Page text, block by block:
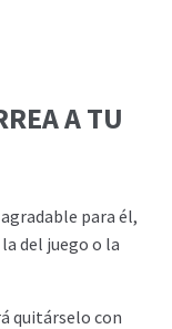
A TU
para él,
del juego o la
quitárselo con